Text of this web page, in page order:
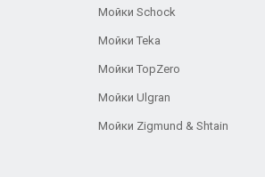
Мойки Schock
Мойки Teka
Мойки TopZero
Мойки Ulgran
Мойки Zigmund & Shtain